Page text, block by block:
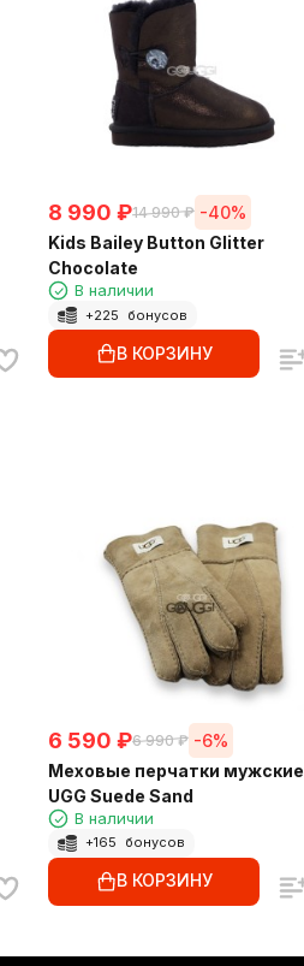
8 990 ₽14 990 ₽ -40%
Kids Bailey Button Glitter
Chocolate
В наличии
+225 бонусов
В КОРЗИНУ
6 590 ₽6 990 ₽ -6%
Меховые перчатки мужские
UGG Suede Sand
В наличии
+165 бонусов
В КОРЗИНУ